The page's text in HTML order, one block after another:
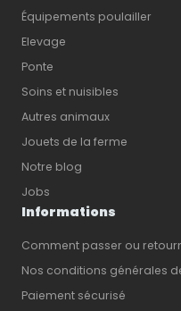
Équipements poulailler
Elevage
Ponte
Soins et nuisibles
Autres animaux
Jouets de la ferme
Notre blog
Jobs
Informations
Comment passer ou
Nos conditions générales
Paiement sécurisé